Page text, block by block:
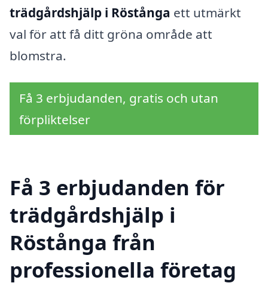
trädgårdshjälp i Röstånga ett utmärkt
val för att få ditt gröna område att
blomstra.
Få 3 erbjudanden, gratis och utan
förpliktelser
Få 3 erbjudanden för
trädgårdshjälp i
Röstånga från
professionella företag